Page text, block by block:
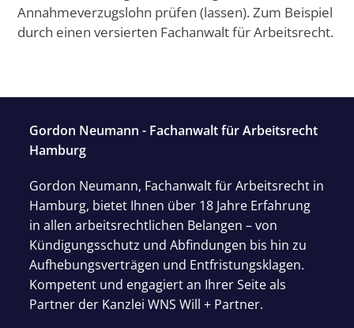
Annahmeverzugslohn prüfen (lassen). Zum Beispiel
durch einen versierten Fachanwalt für Arbeitsrecht.
Gordon Neumann - Fachanwalt für Arbeitsrecht
Hamburg
Gordon Neumann, Fachanwalt für Arbeitsrecht in
Hamburg, bietet Ihnen über 18 Jahre Erfahrung
in allen arbeitsrechtlichen Belangen – von
Kündigungsschutz und Abfindungen bis hin zu
Aufhebungsverträgen und Entfristungsklagen.
Kompetent und engagiert an Ihrer Seite als
Partner der Kanzlei WNS Will + Partner.